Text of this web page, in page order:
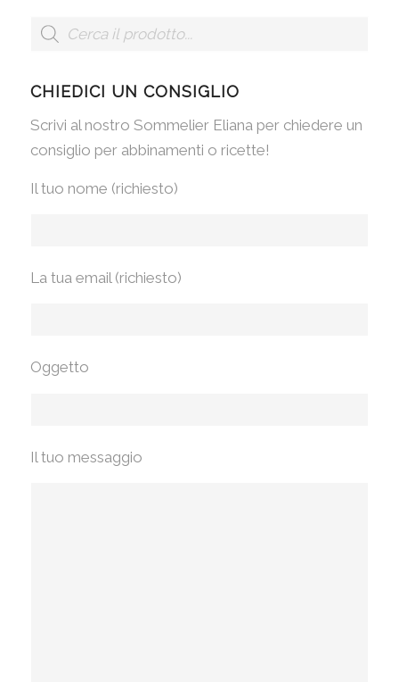
CHIEDICI UN CONSIGLIO
Scrivi al nostro Sommelier Eliana per chiedere un
consiglio per abbinamenti o ricette!
Il tuo nome (richiesto)
La tua email (richiesto)
Oggetto
Il tuo messaggio